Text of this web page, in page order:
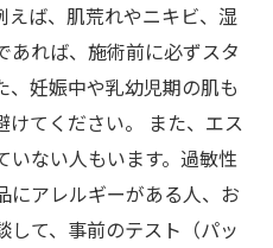
えば、肌荒れやニキビ、湿
あれば、施術前に必ずスタ
、妊娠中や乳幼児期の肌も
けてください。 また、エス
いない人もいます。過敏性
にアレルギーがある人、お
して、事前のテスト（パッ